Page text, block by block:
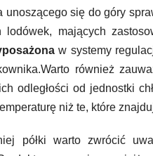
unoszącego się do góry
lodówek, mających
w systemy
również
odległości od jednostki
niż te, które
półki warto zwrócić